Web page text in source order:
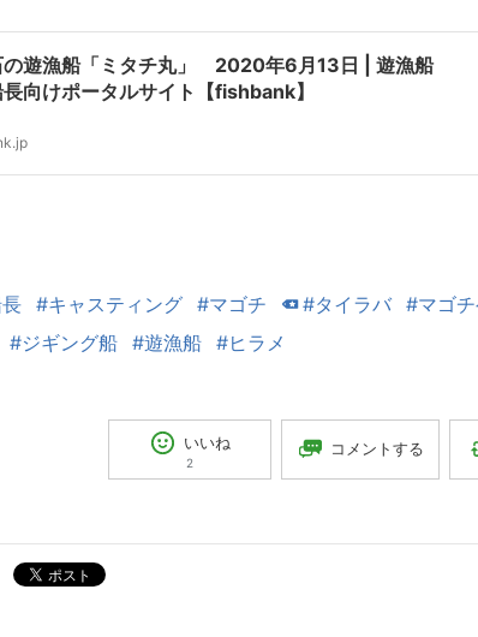
の遊漁船「ミタチ丸」 2020年6月13日 | 遊漁船
長向けポータルサイト【fishbank】
#キャスティング #マゴチ #タイラバ #マゴ
#ジギング船 #遊漁船 #ヒラメ
いいね
2
コメントする
ポスト